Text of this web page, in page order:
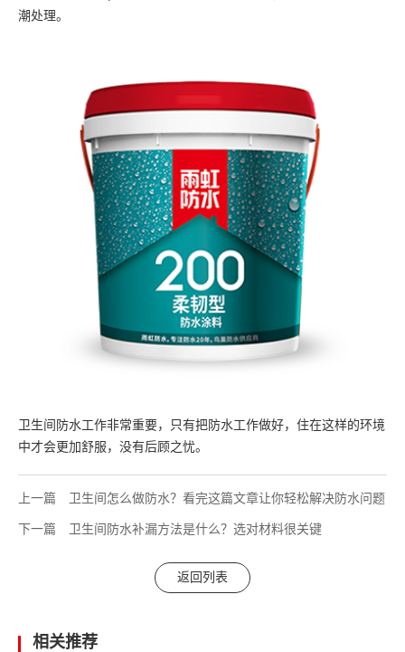
潮处理。
卫生间防水工作非常重要，只有把防水工作做好，住在这样的环境
中才会更加舒服，没有后顾之忧。
上一篇 卫生间怎么做防水？看完这篇文章让你轻松解决防水问题
下一篇 卫生间防水补漏方法是什么？选对材料很关键
返回列表
相关推荐